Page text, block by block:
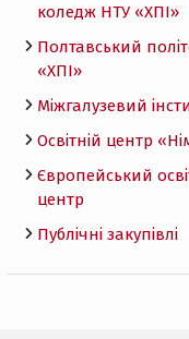
коледж НТУ «ХПI»
Полтавський
«ХПI»
Міжгалузевий
Освітній центр
Європейський
центр
Публічні закупівлі